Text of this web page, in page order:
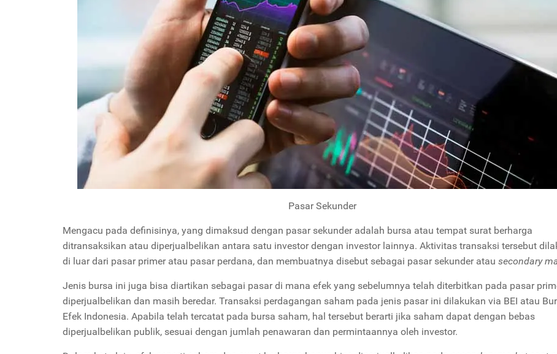
Pasar Sekunder
Mengacu pada definisinya, yang dimaksud dengan pasar sekunder adalah bursa atau tempat surat berharga
ditransaksikan atau diperjualbelikan antara satu investor dengan investor lainnya. Aktivitas transaksi tersebut
di luar dari pasar primer atau pasar perdana, dan membuatnya disebut sebagai pasar sekunder atau secondary
Jenis bursa ini juga bisa diartikan sebagai pasar di mana efek yang sebelumnya telah diterbitkan pada pasar
diperjualbelikan dan masih beredar. Transaksi perdagangan saham pada jenis pasar ini dilakukan via BEI atau
Efek Indonesia. Apabila telah tercatat pada bursa saham, hal tersebut berarti jika saham dapat dengan bebas
diperjualbelikan publik, sesuai dengan jumlah penawaran dan permintaannya oleh investor.